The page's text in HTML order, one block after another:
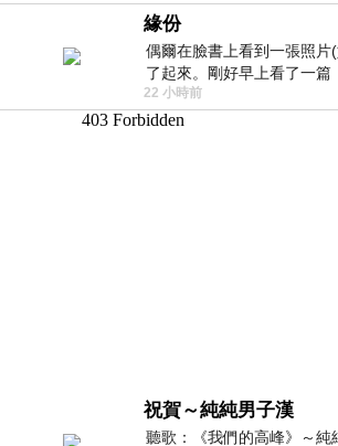
緣份
偶爾在臉書上看到一張照片
了起來。剛好早上看了一
的貼文，在回顧年輕時瘋狂
22 小時前
祝賀～純純男子漢
聽歌：《我們的高峰》～純